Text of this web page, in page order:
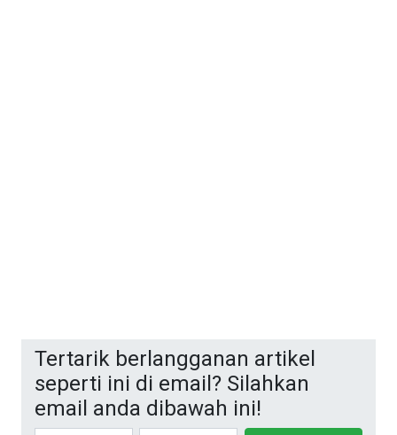
Tertarik berlangganan artikel
seperti ini di email? Silahkan
email anda dibawah ini!